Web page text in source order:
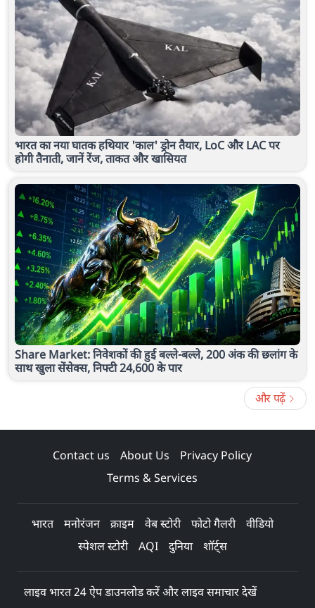
भारत का नया घातक हथियार 'काल' ड्रोन तैयार, LoC और LAC पर
होगी तैनाती, जानें रेंज, ताकत और खासियत
Share Market: निवेशकों की हुई बल्ले-बल्ले, 200 अंक की छलांग के
साथ खुला सेंसेक्स, निफ्टी 24,600 के पार
और पढ़ें
Contact us About Us
Privacy Policy
Terms & Services
भारत मनोरंजन क्राइम वेब स्टोरी फोटो गैलरी
वीडियो
स्पेशल स्टोरी
AQI दुनिया शॉर्ट्स
लाइव भारत 24 ऐप डाउनलोड करें और लाइव समाचार देखें